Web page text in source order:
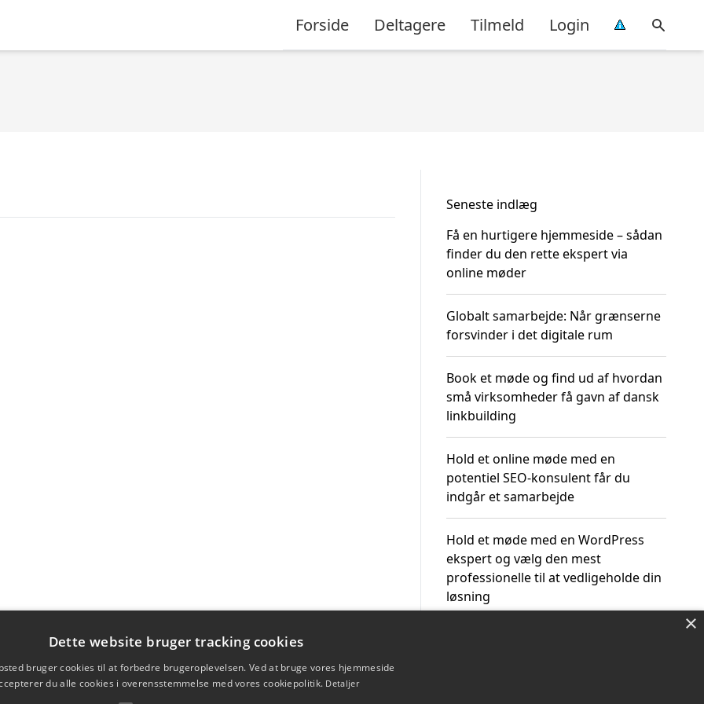
Forside Deltagere Tilmeld Login
Seneste indlæg
Få en hurtigere hjemmeside – sådan
finder du den rette ekspert via
online møder
Globalt samarbejde: Når grænserne
forsvinder i det digitale rum
Book et møde og find ud af hvordan
små virksomheder få gavn af dansk
linkbuilding
Hold et online møde med en
potentiel SEO-konsulent får du
indgår et samarbejde
Hold et møde med en WordPress
ekspert og vælg den mest
professionelle til at vedligeholde din
løsning
×
Dette website bruger tracking cookies
bruger cookies til at forbedre brugeroplevelsen. Ved at bruge vores hjemmeside
du alle cookies i overensstemmelse med vores cookiepolitik. Detaljer